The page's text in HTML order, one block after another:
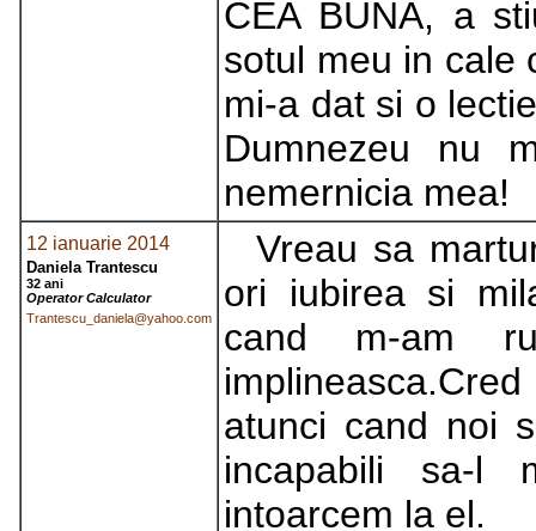
CEA BUNA, a
sotul meu in cale
mi-a dat si o
Dumnezeu nu
nemernicia mea!
12 ianuarie 2014
Daniela Trantescu
32 ani
Operator Calculator
Trantescu_daniela@yahoo.com
Vreau sa
ori iubirea si
cand m-am
atunci cand noi
incapabili sa-l
intoarcem la el.